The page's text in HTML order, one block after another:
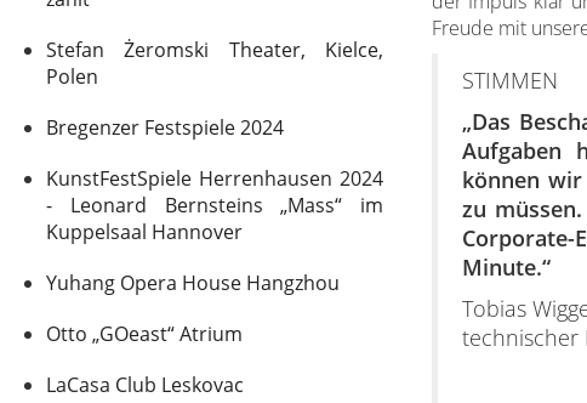
Stefan Żeromski Theater, Kielce,
Polen
Bregenzer Festspiele 2024
KunstFestSpiele Herrenhausen 2024
- Leonard Bernsteins „Mass“ im
Kuppelsaal Hannover
Yuhang Opera House Hangzhou
Otto „GOeast“ Atrium
LaCasa Club Leskovac
Freude mit
STIMMEN
„Das
Aufgaben
können
zu
Minute.“
Tobias
technischer